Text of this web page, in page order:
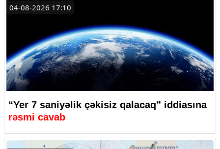
04-08-2026 17:10
“Yer 7 saniyəlik çəkisiz qalacaq” iddiasına
rəsmi cavab